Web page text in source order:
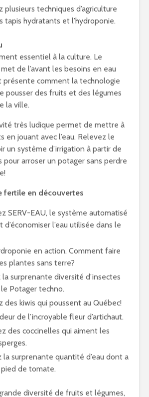
plusieurs techniques d’agriculture
tapis hydratants et l’hydroponie.
essentiel à la culture. Le
de l’avant les besoins en eau
présente comment la technologie
pousser des fruits et des légumes
la ville.
très ludique permet de mettre à
en jouant avec l’eau. Relevez le
un système d’irrigation à partir de
pour arroser un potager sans perdre
fertile en découvertes
SERV-EAU, le système automatisé
d’économiser l’eau utilisée dans le
en action. Comment faire
plantes sans terre?
surprenante diversité d’insectes
Potager techno.
des kiwis qui poussent au Québec!
de l’incroyable fleur d’artichaut.
des coccinelles qui aiment les
la surprenante quantité d’eau dont a
de tomate.
diversité de fruits et légumes,